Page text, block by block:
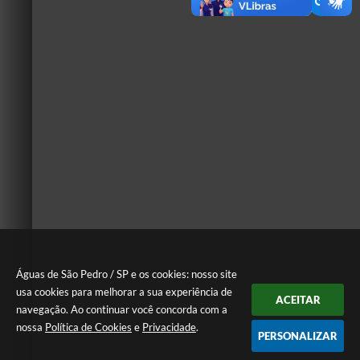
Águas de São Pedro / SP e os cookies: nosso site
usa cookies para melhorar a sua experiência de
navegação. Ao continuar você concorda com a
nossa Política de Cookies e Privacidade.
ACEITAR
PERSONALIZAR